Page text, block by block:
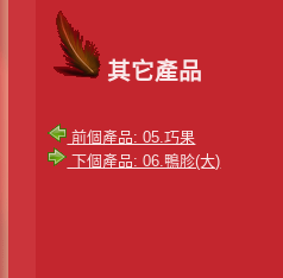
其它產品
前個產品: 05.巧果
下個產品: 06.鴨胗(大)